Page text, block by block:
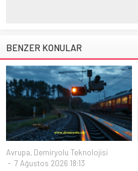
BENZER KONULAR
Avrupa, Demiryolu Teknolojisi
7 Ağustos 2026 18:13